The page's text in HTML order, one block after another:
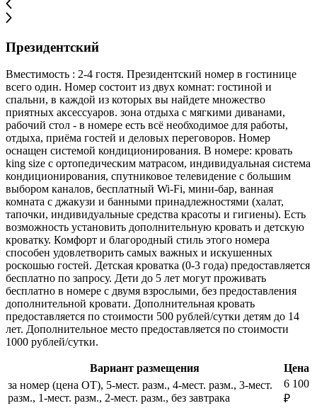
Президентский
Вместимость : 2-4 гостя. Президентский номер в гостинице
всего один. Номер состоит из двух комнат: гостиной и
спальни, в каждой из которых вы найдете множество
приятных аксессуаров. зона отдыха с мягкими диванами,
рабочий стол - в номере есть всё необходимое для работы,
отдыха, приёма гостей и деловых переговоров. Номер
оснащен системой кондиционирования. В номере: кровать
king size с ортопедическим матрасом, индивидуальная система
кондиционирования, спутниковое телевидение с большим
выбором каналов, бесплатный Wi-Fi, мини-бар, ванная
комната с джакузи и банными принадлежностями (халат,
тапочки, индивидуальные средства красоты и гигиены). Есть
возможность установить дополнительную кровать и детскую
кроватку. Комфорт и благородный стиль этого номера
способен удовлетворить самых важных и искушенных
роскошью гостей. Детская кроватка (0-3 года) предоставляется
бесплатно по запросу. Дети до 5 лет могут проживать
бесплатно в номере с двумя взрослыми, без предоставления
дополнительной кровати. Дополнительная кровать
предоставляется по стоимости 500 рублей/сутки детям до 14
лет. Дополнительное место предоставляется по стоимости
1000 рублей/сутки.
Вариант размещения
Цена
за номер (цена ОТ), 5-мест. разм., 4-мест. разм., 3-мест.
разм., 1-мест. разм., 2-мест. разм., без завтрака
6 100
₽